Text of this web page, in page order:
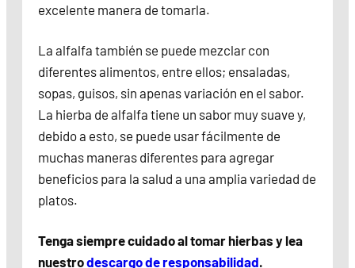
excelente manera de tomarla.
La alfalfa también se puede mezclar con
diferentes alimentos, entre ellos; ensaladas,
sopas, guisos, sin apenas variación en el sabor.
La hierba de alfalfa tiene un sabor muy suave y,
debido a esto, se puede usar fácilmente de
muchas maneras diferentes para agregar
beneficios para la salud a una amplia variedad de
platos.
Tenga siempre cuidado al tomar hierbas y lea
nuestrodescargo de responsabilidad.